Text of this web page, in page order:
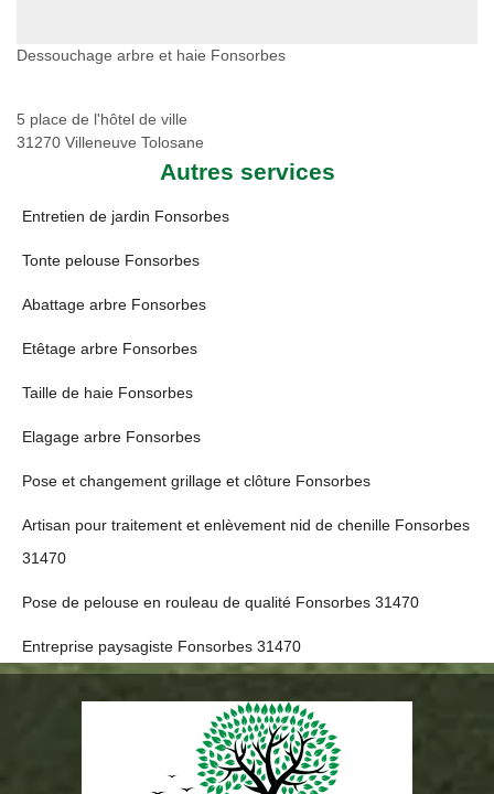
Dessouchage arbre et haie Fonsorbes
5 place de l'hôtel de ville
31270 Villeneuve Tolosane
Autres services
Entretien de jardin Fonsorbes
Tonte pelouse Fonsorbes
Abattage arbre Fonsorbes
Etêtage arbre Fonsorbes
Taille de haie Fonsorbes
Elagage arbre Fonsorbes
Pose et changement grillage et clôture Fonsorbes
Artisan pour traitement et enlèvement nid de chenille Fonsorbes
31470
Pose de pelouse en rouleau de qualité Fonsorbes 31470
Entreprise paysagiste Fonsorbes 31470